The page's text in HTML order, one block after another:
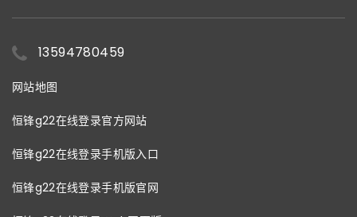
13594780459
网站地图
恒锋g22在线登录官方网站
恒锋g22在线登录手机版入口
恒锋g22在线登录手机版官网